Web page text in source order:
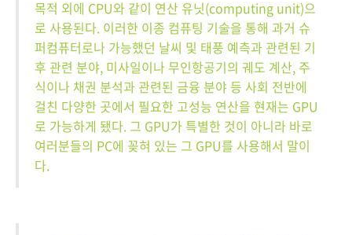
목적 외에 CPU와 같이 연산 유닛(computing unit)으
로 사용된다. 이러한 이종 컴퓨팅 기술을 통해 과거 슈
퍼컴퓨터로나 가능했던 날씨 및 태풍 예측과 관련된 기
후 관련 분야, 미사일이나 무인항공기의 궤도 계산, 주
식이나 채권 분석과 관련된 금융 분야 등 사회 전반에
걸친 다양한 곳에서 필요한 고성능 연산을 현재는 GPU
로 가능하게 됐다. 그 GPU가 특별한 것이 아니라 바로
여러분들의 PC에 꽂혀 있는 그 GPU를 사용해서 말이
다.